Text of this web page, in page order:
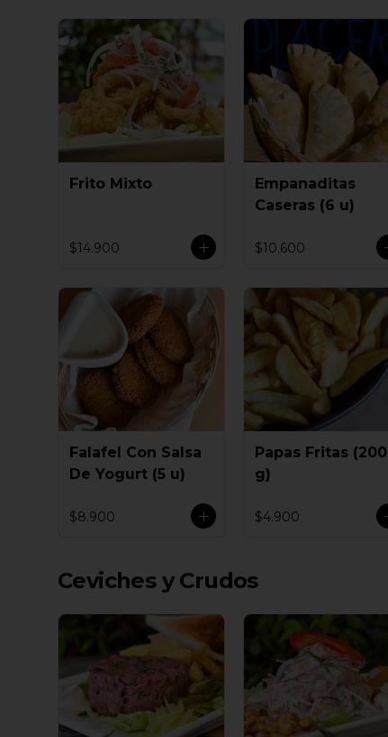
Frito Mixto
$14.900
Empanaditas
Caseras (6 u)
$10.600
Falafel Con Salsa
De Yogurt (5 u)
$8.900
Papas Fritas (200
g)
$4.900
Ceviches y Crudos